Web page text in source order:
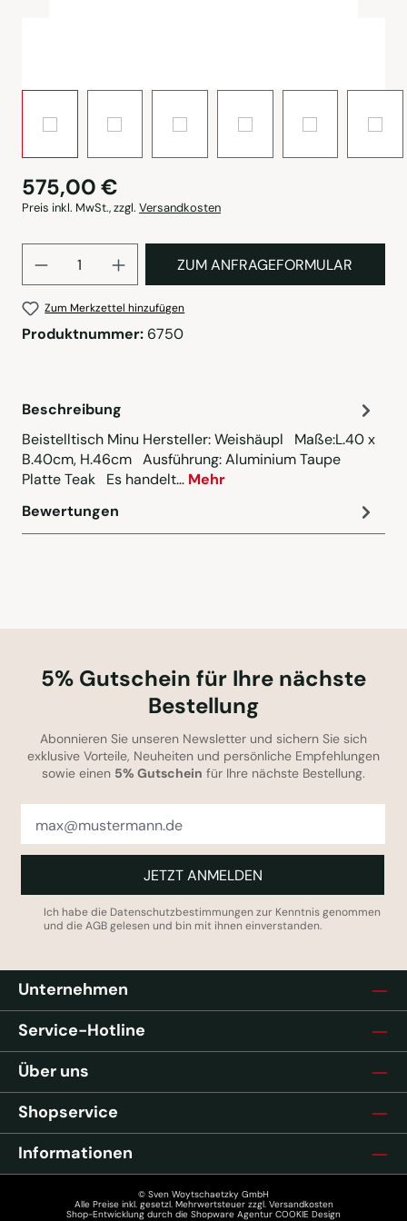
575,00 €
Preis inkl. MwSt., zzgl. Versandkosten
Produkt Anzahl: Gib den
ZUM ANFRAGEFORMULAR
Zum Merkzettel hinzufügen
Produktnummer:6750
Beschreibung
Beistelltisch Minu Hersteller: Weishäupl Maße:L.40 x
B.40cm, H.46cm Ausführung: Aluminium Taupe
Platte Teak Es handelt… Mehr
Bewertungen
5% Gutschein für Ihre nächste
Bestellung
Abonnieren Sie unseren Newsletter und sichern Sie sich
exklusive Vorteile, Neuheiten und persönliche Empfehlungen
sowie einen 5% Gutschein für Ihre nächste Bestellung.
JETZT ANMELDEN
Ich habe die Datenschutzbestimmungen zur Kenntnis genommen
und dieAGBgelesen und bin mit ihnen einverstanden.
Unternehmen
Service-Hotline
Über uns
Shopservice
Informationen
© Sven Woytschaetzky GmbH
Alle Preise inkl. gesetzl. Mehrwertsteuer zzgl. Versandkosten
Shop-Entwicklung durch die Shopware Agentur COOKIE Design